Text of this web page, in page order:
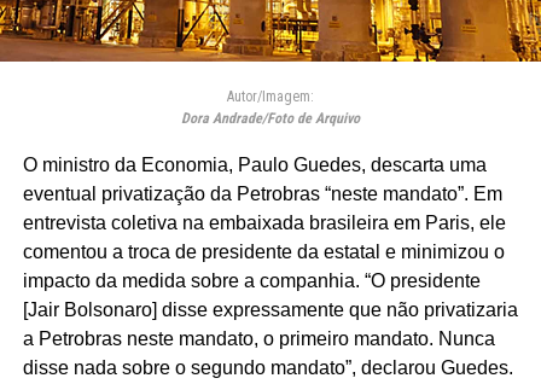
Autor/Imagem:
Dora Andrade/Foto de Arquivo
O ministro da Economia, Paulo Guedes, descarta uma
eventual privatização da Petrobras “neste mandato”. Em
entrevista coletiva na embaixada brasileira em Paris, ele
comentou a troca de presidente da estatal e minimizou o
impacto da medida sobre a companhia. “O presidente
[Jair Bolsonaro] disse expressamente que não privatizaria
a Petrobras neste mandato, o primeiro mandato. Nunca
disse nada sobre o segundo mandato”, declarou Guedes.